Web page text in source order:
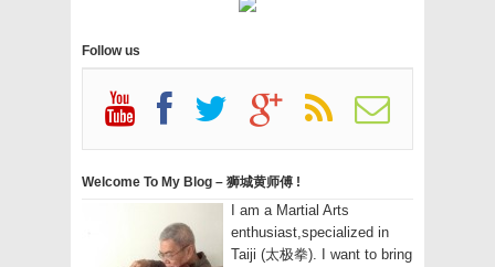
Follow us
Welcome To My Blog – 狮城黄师傅 !
I am a Martial Arts
enthusiast,specialized in
Taiji (太极拳). I want to bring